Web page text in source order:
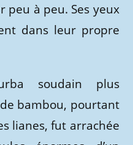
peu à peu. Ses yeux
dans leur propre
soudain plus
bambou, pourtant
lianes, fut arrachée